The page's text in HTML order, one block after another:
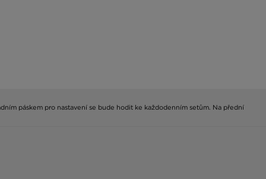
páskem pro nastavení se bude hodit ke každodenním setům. Na přední